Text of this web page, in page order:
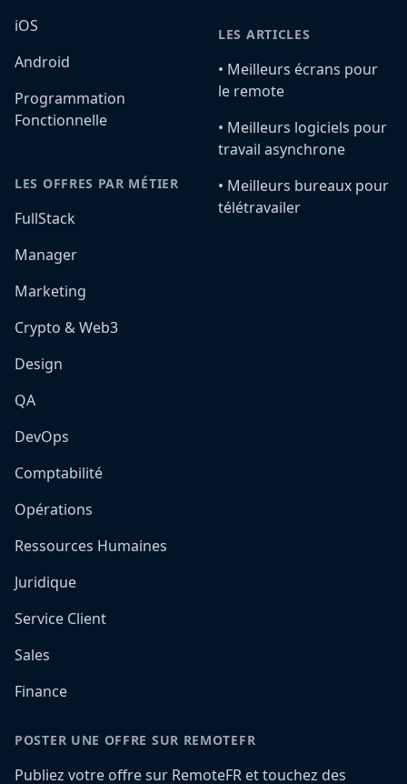
iOS
Android
Programmation
Fonctionnelle
LES OFFRES PAR MÉTIER
FullStack
Manager
Marketing
Crypto & Web3
Design
QA
DevOps
Comptabilité
Opérations
Ressources Humaines
Juridique
Service Client
Sales
Finance
LES ARTICLES
•️ Meilleurs écrans pour
le remote
•️ Meilleurs logiciels pour
travail asynchrone
•️ Meilleurs bureaux pour
télétravailer
POSTER UNE OFFRE SUR REMOTEFR
Publiez votre offre sur RemoteFR et touchez des